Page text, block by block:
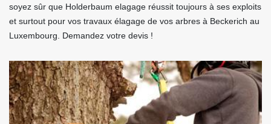
soyez sûr que Holderbaum elagage réussit toujours à ses exploits
et surtout pour vos travaux élagage de vos arbres à Beckerich au
Luxembourg. Demandez votre devis !